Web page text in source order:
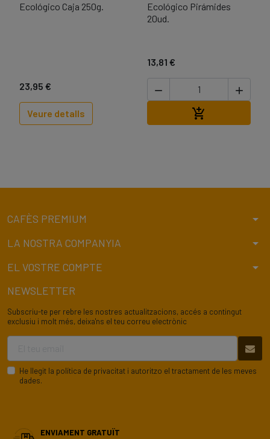
Ecológico Caja 250g.
23,95 €
Veure detalls
Ecológico Pirámides
20ud.
13,81 €
 

CAFÈS PREMIUM arrow_drop_down
LA NOSTRA COMPANYIA arrow_drop_down
EL VOSTRE COMPTE arrow_drop_down
NEWSLETTER
Subscriu-te per rebre les nostres actualitzacions, accés a contingut
exclusiu i molt més, deixa'ns el teu correu electrònic
He llegit la política de privacitati autoritzo el tractament de les meves
dades.
ENVIAMENT GRATUÏT